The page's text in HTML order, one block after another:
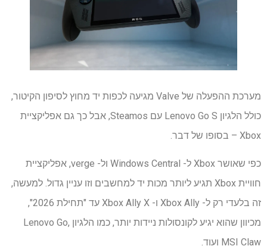
מערכת ההפעלה של Valve מגיעה לכפות יד מחוץ לסיפון הקיטור,
כולל הלגיון Lenovo Go S עם Steamos, אבל כך גם אפליקציית
Xbox – בסופו של דבר.
כפי שאושר Xbox ל- Windows Central ול- verge, אפליקציית
חוויית Xbox תגיע ליותר מכות יד למחשבים וזו עניין גדול. למעשה,
זה בלעדי רק ל- Xbox Ally ו- Xbox Ally X עד "תחילת 2026",
מכיוון שהוא יגיע לקונסולות ניידות יותר, כמו הלגיון Lenovo Go,
MSI Claw ועוד.